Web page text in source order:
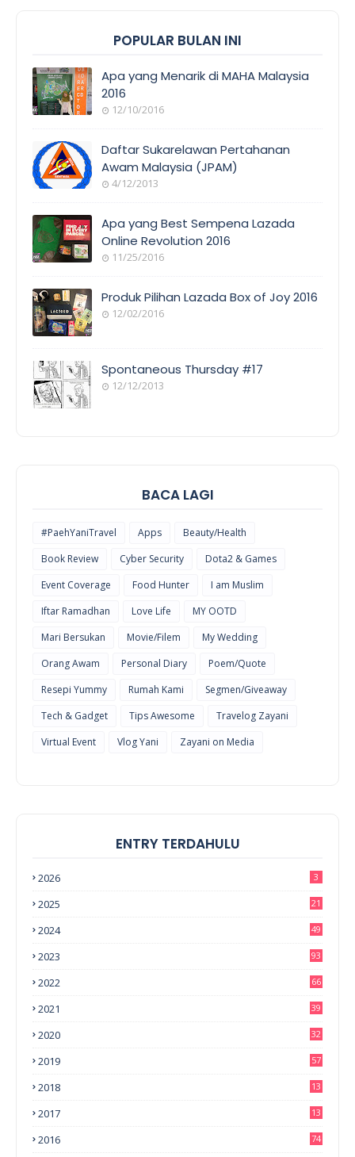
POPULAR BULAN INI
COVERAGE
Apa yang Menarik di MAHA Malaysia
2016
12/10/2016
AWAM
Daftar Sukarelawan Pertahanan
Awam Malaysia (JPAM)
4/12/2013
COVERAGE
Apa yang Best Sempena Lazada
Online Revolution 2016
11/25/2016
THINGS
Produk Pilihan Lazada Box of Joy 2016
12/02/2016
Spontaneous Thursday #17
12/12/2013
BACA LAGI
#PaehYaniTravel Apps
Beauty/Health
Book Review
Cyber Security
Dota2 & Games
Event Coverage
Food Hunter
I am Muslim
Iftar Ramadhan
Love Life
MY OOTD
Mari Bersukan
Movie/Filem
My Wedding
Orang Awam
Personal Diary
Poem/Quote
Resepi Yummy
Rumah Kami
Segmen/Giveaway
Tech & Gadget
Tips Awesome
Travelog Zayani
Virtual Event
Vlog Yani Zayani on Media
ENTRY TERDAHULU
2026 3
2025 21
2024 49
2023 93
2022 66
2021 39
2020 32
2019 57
2018
13
2017
13
2016 74